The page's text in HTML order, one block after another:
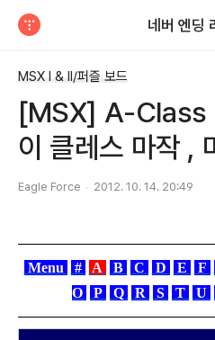
네버 엔딩
MSX I & II/퍼즐 보드
[MSX] A-Class
이 클레스 마작 ,
Eagle Force 2012. 10. 14. 20:49
Menu # A B C D E F
O
P Q R S T U